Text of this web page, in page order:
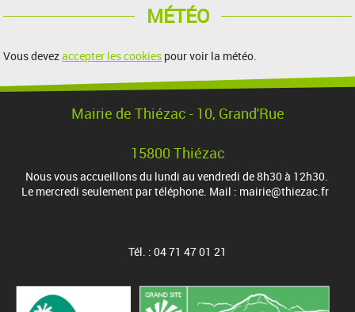
MÉTÉO
Vous devezaccepter les cookies pour voir la météo.
Mairie de Thiézac - 10, Grand'Rue
15800 Thiézac
Nous vous accueillons du lundi au vendredi de 8h30 à 12h30.
Le mercredi seulement par téléphone. Mail : mairie@thiezac.fr
Tél. : 04 71 47 01 21